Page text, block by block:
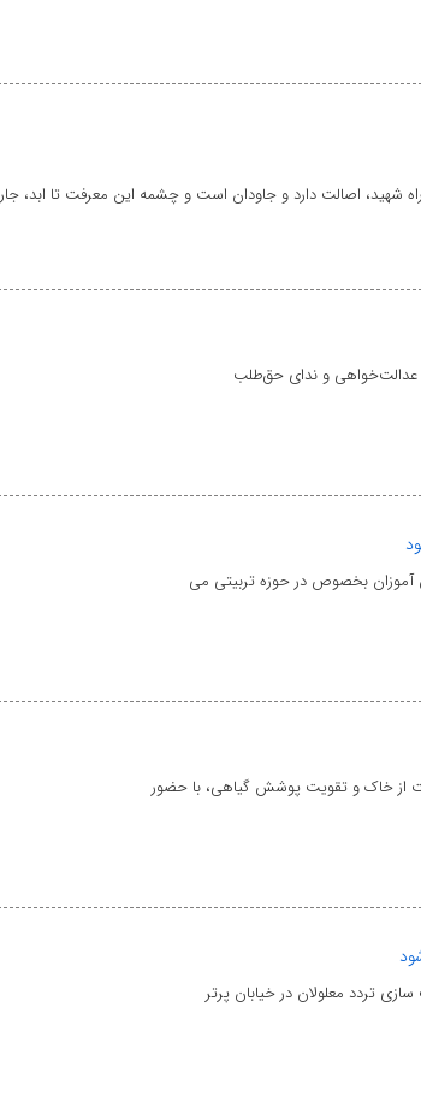
شهید، اصالت دارد و جاودان است و چشمه این معرفت تا ابد، جار
عدالت‌خواهی و ندای حق‌طلب
آموزان بخصوص در حوزه تربیتی می
از خاک و تقویت پوشش گیاهی، با حضور
تردد معلولان در خیابان پرتر